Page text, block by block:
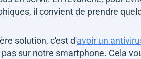
il convient de prendre
solution, c'est d'avoir un
pas sur notre smartphone. Cela